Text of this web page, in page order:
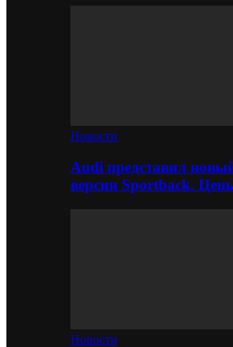
Новости
Audi представил
версии Sportback.
Новости